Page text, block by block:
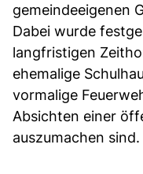
gemeindeeigenen
Dabei wurde
langfristigen
ehemalige
vormalige
Absichten einer
auszumachen sind.